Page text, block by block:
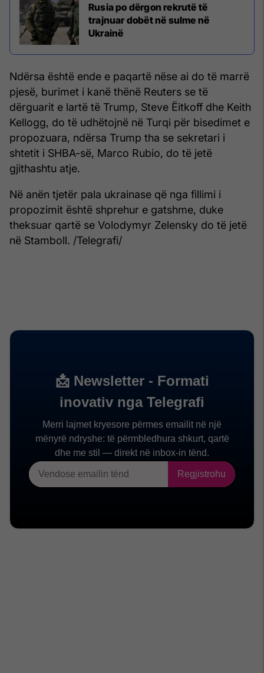
Rusia po dërgon rekrutë të
trajnuar dobët në sulme në
Ukrainë
Ndërsa është ende e paqartë nëse ai do të marrë
pjesë, burimet i kanë thënë Reuters se të
dërguarit e lartë të Trump, Steve Ëitkoff dhe Keith
Kellogg, do të udhëtojnë në Turqi për bisedimet e
propozuara, ndërsa Trump tha se sekretari i
shtetit i SHBA-së, Marco Rubio, do të jetë
gjithashtu atje.
Në anën tjetër pala ukrainase që nga fillimi i
propozimit është shprehur e gatshme, duke
theksuar qartë se Volodymyr Zelensky do të jetë
në Stamboll. /Telegrafi/